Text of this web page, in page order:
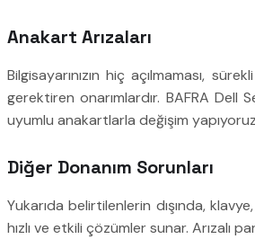
Anakart Arızaları
Bilgisayarınızın hiç açılmaması,
gerektiren onarımlardır. BAFRA Dell
uyumlu anakartlarla değişim
Diğer Donanım Sorunları
Yukarıda belirtilenlerin dışında,
hızlı ve etkili çözümler sunar. Arızalı